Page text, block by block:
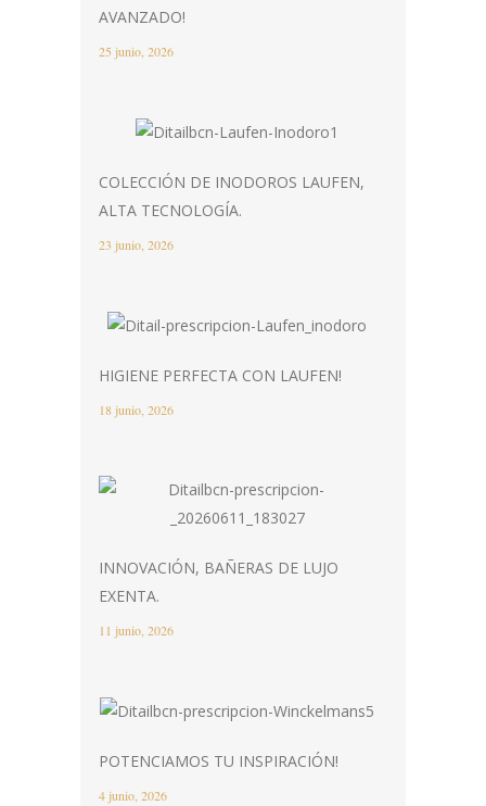
AVANZADO!
25 junio, 2026
COLECCIÓN DE INODOROS LAUFEN,
ALTA TECNOLOGÍA.
23 junio, 2026
HIGIENE PERFECTA CON LAUFEN!
18 junio, 2026
INNOVACIÓN, BAÑERAS DE LUJO
EXENTA.
11 junio, 2026
POTENCIAMOS TU INSPIRACIÓN!
4 junio, 2026